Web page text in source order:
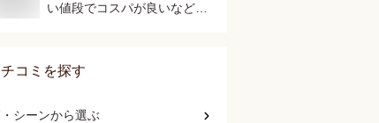
い値段でコスパが良いなど人
コミを探す
シーンから選ぶ